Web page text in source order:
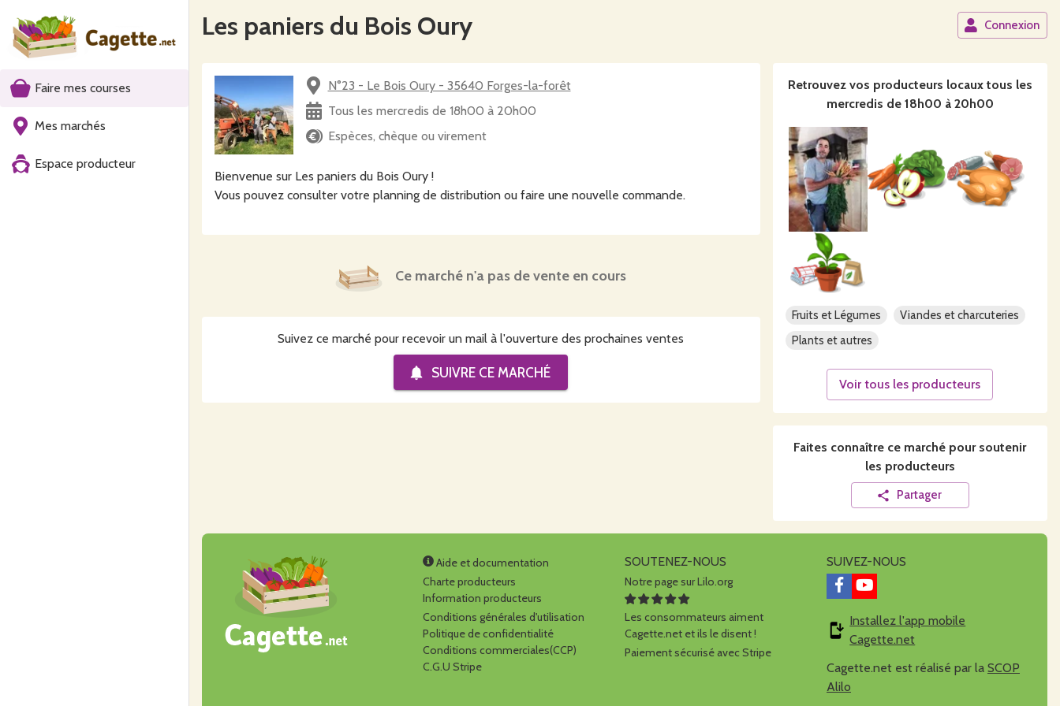
Faire mes courses
Mes marchés
Espace producteur
Les paniers du Bois Oury Connexion
N°23 - Le Bois Oury - 35640 Forges-la-forêt
Tous les mercredis de 18h00 à 20h00
Espèces, chèque ou virement
Bienvenue sur Les paniers du Bois Oury !
Vous pouvez consulter votre planning de distribution ou faire une nouvelle commande.
Ce marché n'a pas de vente en cours
Suivez ce marché pour recevoir un mail à l'ouverture des prochaines ventes
SUIVRE CE MARCHÉ
Retrouvez vos producteurs locaux tous les
mercredis de 18h00 à 20h00
Fruits et Légumes
Viandes et charcuteries
Plants et autres
Voir tous les producteurs
Faites connaître ce marché pour soutenir
les producteurs
Partager
Aide et documentation
Charte producteurs
Information producteurs
Conditions générales d'utilisation
Politique de confidentialité
Conditions commerciales(CCP)
C.G.U Stripe
SOUTENEZ-NOUS
Notre page sur Lilo.org
Les consommateurs aiment
Cagette.net et ils le disent !
Paiement sécurisé avec Stripe
SUIVEZ-NOUS
Installez l'app mobile
Cagette.net
Cagette.net est réalisé par la SCOP
Alilo